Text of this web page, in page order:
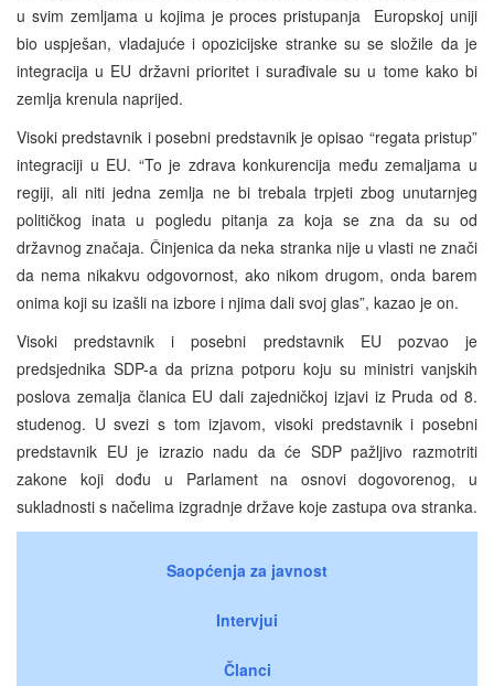
u svim zemljama u kojima je proces pristupanja Europskoj uniji
bio uspješan, vladajuće i opozicijske stranke su se složile da je
integracija u EU državni prioritet i surađivale su u tome kako bi
zemlja krenula naprijed.
Visoki predstavnik i posebni predstavnik je opisao “regata pristup”
integraciji u EU. “To je zdrava konkurencija među zemaljama u
regiji, ali niti jedna zemlja ne bi trebala trpjeti zbog unutarnjeg
političkog inata u pogledu pitanja za koja se zna da su od
državnog značaja. Činjenica da neka stranka nije u vlasti ne znači
da nema nikakvu odgovornost, ako nikom drugom, onda barem
onima koji su izašli na izbore i njima dali svoj glas”, kazao je on.
Visoki predstavnik i posebni predstavnik EU pozvao je
predsjednika SDP-a da prizna potporu koju su ministri vanjskih
poslova zemalja članica EU dali zajedničkoj izjavi iz Pruda od 8.
studenog. U svezi s tom izjavom, visoki predstavnik i posebni
predstavnik EU je izrazio nadu da će SDP pažljivo razmotriti
zakone koji dođu u Parlament na osnovi dogovorenog, u
sukladnosti s načelima izgradnje države koje zastupa ova stranka.
Saopćenja za javnost
Intervjui
Članci